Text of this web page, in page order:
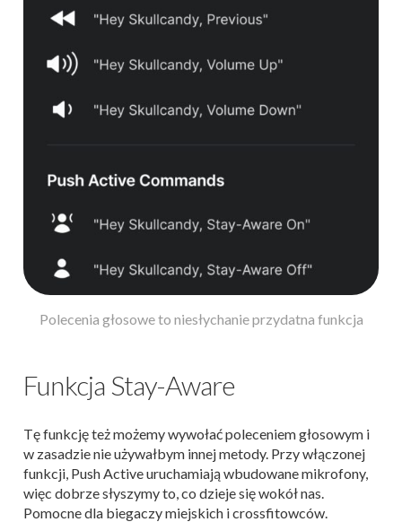
Polecenia głosowe to niesłychanie przydatna funkcja
Funkcja Stay-Aware
Tę funkcję też możemy wywołać poleceniem głosowym i
w zasadzie nie używałbym innej metody. Przy włączonej
funkcji, Push Active uruchamiają wbudowane mikrofony,
więc dobrze słyszymy to, co dzieje się wokół nas.
Pomocne dla biegaczy miejskich i crossfitowców.